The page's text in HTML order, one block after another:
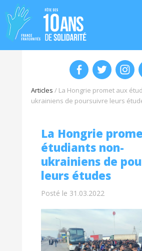
Articles / La Hongrie promet aux
ukrainiens de poursuivre leurs
La Hongrie
étudiants non-
ukrainiens de
leurs études
Posté le 31.03.2022